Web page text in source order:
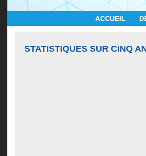
ACCUEIL
STATISTIQUES SUR CINQ